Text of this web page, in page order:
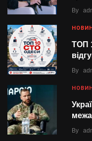
By
ТОП
By
By